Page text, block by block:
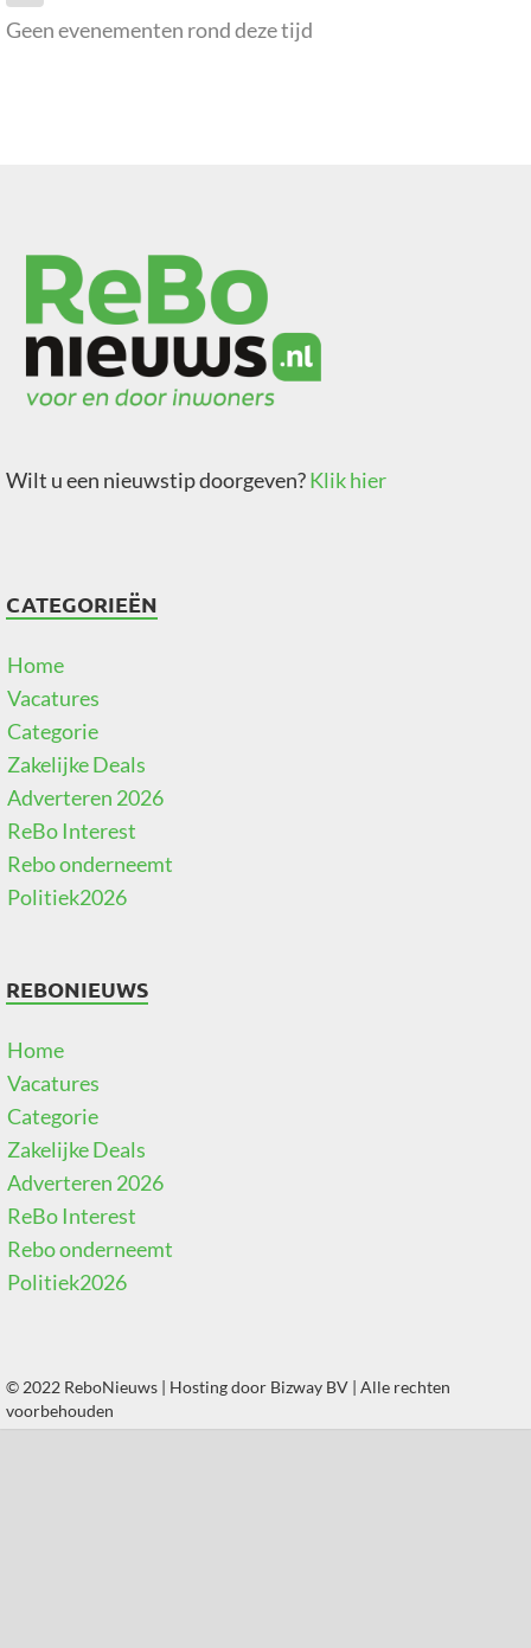
Geen evenementen rond deze tijd
Wilt u een nieuwstip doorgeven?Klik hier
CATEGORIEËN
Home
Vacatures
Categorie
Zakelijke Deals
Adverteren 2026
ReBo Interest
Rebo onderneemt
Politiek2026
REBONIEUWS
Home
Vacatures
Categorie
Zakelijke Deals
Adverteren 2026
ReBo Interest
Rebo onderneemt
Politiek2026
© 2022 ReboNieuws | Hosting door Bizway BV | Alle rechten
voorbehouden